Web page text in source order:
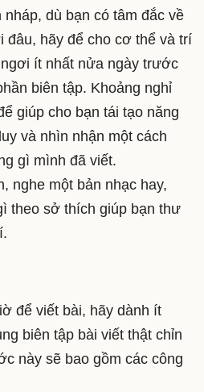
dù bạn có tâm đắc về
đâu, hãy để cho cơ thể và trí
ít nhất nửa ngày trước
biên tập. Khoảng nghỉ
giúp cho bạn tái tạo năng
và nhìn nhận một cách
gì mình đã viết.
nghe một bản nhạc hay,
theo sở thích giúp bạn thư
để viết bài, hãy dành ít
biên tập bài viết thật chỉn
này sẽ bao gồm các công